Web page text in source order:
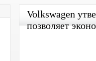
Volkswagen
позволяет